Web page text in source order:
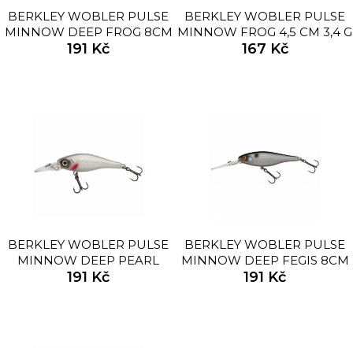
BERKLEY WOBLER PULSE
MINNOW DEEP FROG 8CM
13,2G
191 Kč
BERKLEY WOBLER PULSE
MINNOW FROG 4,5 CM 3,4 G
167 Kč
BERKLEY WOBLER PULSE
MINNOW DEEP PEARL
WHITE 8CM 13,2G
191 Kč
BERKLEY WOBLER PULSE
MINNOW DEEP FEGIS 8CM
13,2G
191 Kč